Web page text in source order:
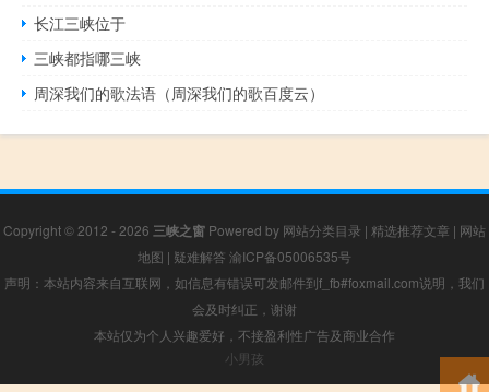
长江三峡位于
三峡都指哪三峡
周深我们的歌法语（周深我们的歌百度云）
Copyright © 2012 - 2026 三峡之窗 Powered by 网站分类目录 | 精选推荐文章 | 网站
地图 | 疑难解答 渝ICP备05006535号
声明：本站内容来自互联网，如信息有错误可发邮件到f_fb#foxmail.com说明，我们
会及时纠正，谢谢
本站仅为个人兴趣爱好，不接盈利性广告及商业合作
小男孩